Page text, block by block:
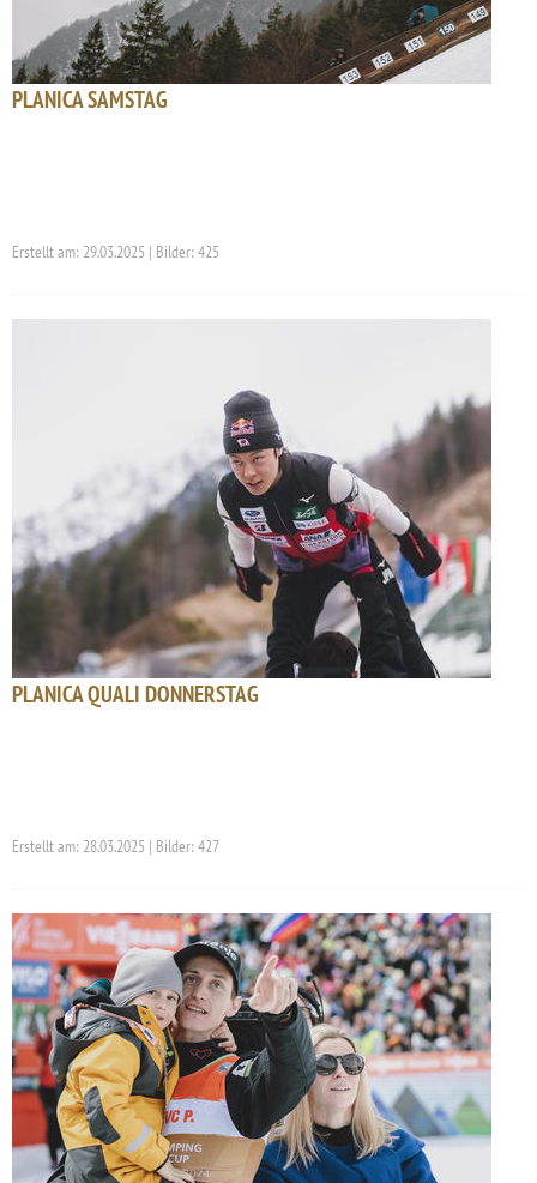
PLANICA SAMSTAG
Erstellt am: 29.03.2025 | Bilder: 425
PLANICA QUALI DONNERSTAG
Erstellt am: 28.03.2025 | Bilder: 427